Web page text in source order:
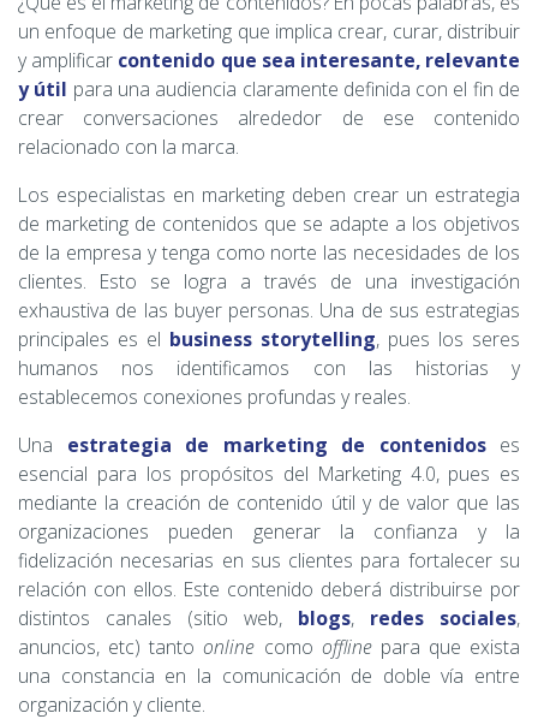
un enfoque de marketing que implica crear, curar, distribuir
y amplificar contenido que sea interesante, relevante
y útil para una audiencia claramente definida con el fin de
crear conversaciones alrededor de ese contenido
relacionado con la marca.
Los especialistas en marketing deben crear un estrategia
de marketing de contenidos que se adapte a los objetivos
de la empresa y tenga como norte las necesidades de los
clientes. Esto se logra a través de una investigación
exhaustiva de las buyer personas. Una de sus estrategias
principales es el business storytelling, pues los seres
humanos nos identificamos con las historias y
establecemos conexiones profundas y reales.
Una estrategia de marketing de contenidoses
esencial para los propósitos del Marketing 4.0, pues es
mediante la creación de contenido útil y de valor que las
organizaciones pueden generar la confianza y la
fidelización necesarias en sus clientes para fortalecer su
relación con ellos. Este contenido deberá distribuirse por
distintos canales (sitio web, blogs, redes sociales,
anuncios, etc) tantoonline como offlinepara que exista
una constancia en la comunicación de doble vía entre
organización y cliente.